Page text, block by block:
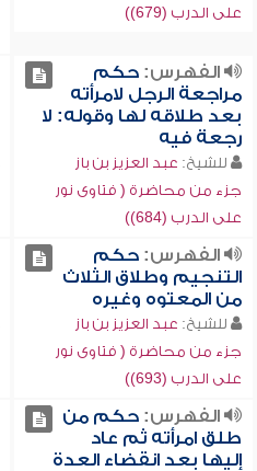
على الدرب (679))
الفهرس:حكم
مراجعة الرجل لامرأته
بعد طلاقه لها وقوله: لا
رجعة فيه
للشيخ: عبد العزيز بن باز
جزء من محاضرة ( فتاوى نور
على الدرب (684))
الفهرس:حكم
التنجيم وطلاق الثلاث
من المعتوه وغيره
للشيخ: عبد العزيز بن باز
جزء من محاضرة ( فتاوى نور
على الدرب (693))
الفهرس:حكم من
طلق امرأته ثم عاد
إليها بعد انقضاء العدة